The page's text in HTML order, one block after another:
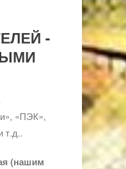
-
«ПЭК»,
т.д..
(нашим